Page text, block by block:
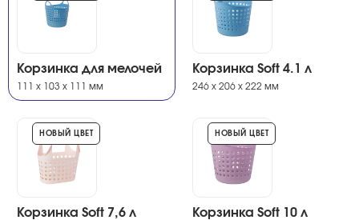
Корзинка для мелочей
111 х 103 х 111 мм
Корзинка Soft 4.1 л
246 х 206 х 222 мм
НОВЫЙ ЦВЕТ
Корзинка Soft 7,6 л
НОВЫЙ ЦВЕТ
Корзинка Soft 10 л